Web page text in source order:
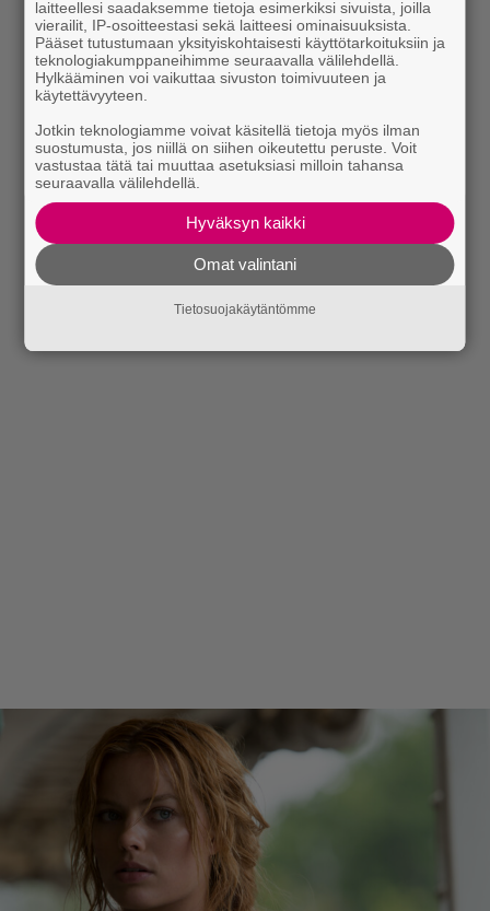
Lue myös: Tilaa Rumban uutiskirje ja tiedät mistä
kahvitauolla puhutaan! Nappaa ajankohtaiset musiikin
uutiset ja puheenaiheet suoraan sähköpostiin tästä.
laitteellesi saadaksemme tietoja esimerkiksi sivuista, joilla
vierailit, IP-osoitteestasi sekä laitteesi ominaisuuksista.
Pääset tutustumaan yksityiskohtaisesti käyttötarkoituksiin ja
teknologiakumppaneihimme seuraavalla välilehdellä.
Hylkääminen voi vaikuttaa sivuston toimivuuteen ja
käytettävyyteen.
Jotkin teknologiamme voivat käsitellä tietoja myös ilman
suostumusta, jos niillä on siihen oikeutettu peruste. Voit
vastustaa tätä tai muuttaa asetuksiasi milloin tahansa
seuraavalla välilehdellä.
Hyväksyn kaikki
Omat valintani
Tietosuojakäytäntömme